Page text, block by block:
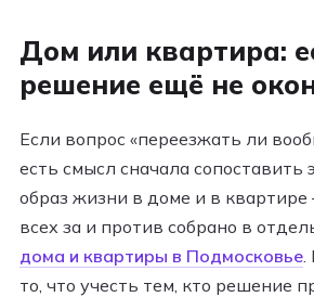
Дом или квартира:
решение ещё не
Если вопрос «переезжать ли
есть смысл сначала сопоставить
образ жизни в доме и в
всех за и против собрано в
дома и квартиры в Подмосковье
то, что учесть тем, кто решение